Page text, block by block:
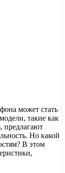
может стать
такие как
, предлагают
Но какой
В этом